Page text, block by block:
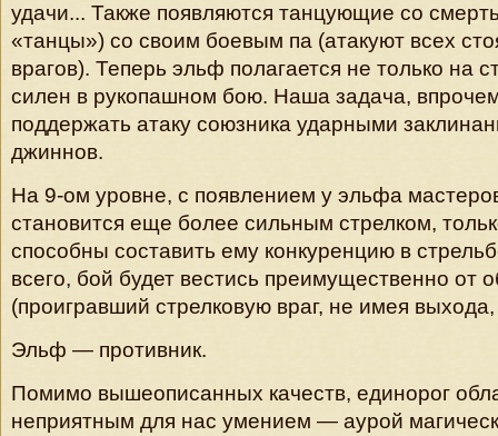
удачи... Также появляются танцующие со
«танцы») со своим боевым па (атакуют всех
врагов). Теперь эльф полагается не только на
силен в рукопашном бою. Наша задача,
поддержать атаку союзника ударными
джиннов.
На 9-ом уровне, с появлением у эльфа
становится еще более сильным стрелком,
способны составить ему конкуренцию в
всего, бой будет вестись преимущественно от
(проигравший стрелковую враг, не имея
Эльф — противник.
Помимо вышеописанных качеств, единорог
неприятным для нас умением — аурой